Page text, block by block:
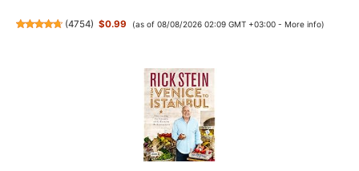
(4754) $0.99 (as of 08/08/2026 02:09 GMT +03:00 - More info)